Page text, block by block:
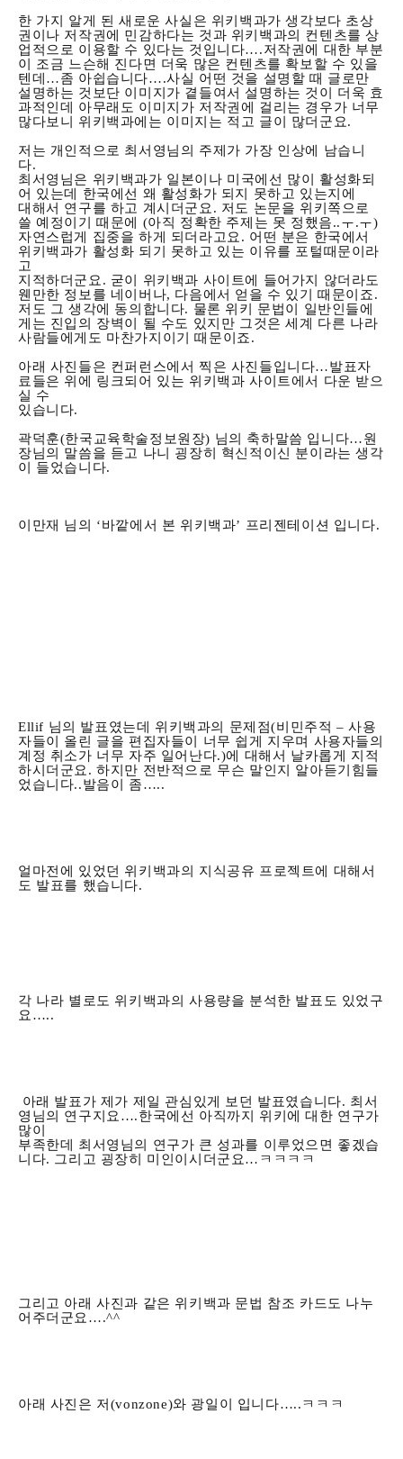
한 가지 알게 된 새로운 사실은 위키백과가 생각보다 초상
권이나 저작권에 민감하다는 것과 위키백과의 컨텐츠를 상
업적으로 이용할 수 있다는 것입니다….저작권에 대한 부분
이 조금 느슨해 진다면 더욱 많은 컨텐츠를 확보할 수 있을
텐데…좀 아쉽습니다….사실 어떤 것을 설명할 때 글로만
설명하는 것보단 이미지가 곁들여서 설명하는 것이 더욱 효
과적인데 아무래도 이미지가 저작권에 걸리는 경우가 너무
많다보니 위키백과에는 이미지는 적고 글이 많더군요.
저는 개인적으로 최서영님의 주제가 가장 인상에 남습니
다.
최서영님은 위키백과가 일본이나 미국에선 많이 활성화되
어 있는데 한국에선 왜 활성화가 되지 못하고 있는지에
대해서 연구를 하고 계시더군요. 저도 논문을 위키쪽으로
쓸 예정이기 때문에 (아직 정확한 주제는 못 정했음..ㅜ.ㅜ)
자연스럽게 집중을 하게 되더라고요. 어떤 분은 한국에서
위키백과가 활성화 되기 못하고 있는 이유를 포털때문이라
고
지적하더군요. 굳이 위키백과 사이트에 들어가지 않더라도
웬만한 정보를 네이버나, 다음에서 얻을 수 있기 때문이죠.
저도 그 생각에 동의합니다. 물론 위키 문법이 일반인들에
게는 진입의 장벽이 될 수도 있지만 그것은 세계 다른 나라
사람들에게도 마찬가지이기 때문이죠.
아래 사진들은 컨퍼런스에서 찍은 사진들입니다…발표자
료들은 위에 링크되어 있는 위키백과 사이트에서 다운 받으
실 수
있습니다.
곽덕훈(한국교육학술정보원장) 님의 축하말씀 입니다…원
장님의 말씀을 듣고 나니 굉장히 혁신적이신 분이라는 생각
이 들었습니다.
이만재 님의 ‘바깥에서 본 위키백과’ 프리젠테이션 입니다.
Ellif 님의 발표였는데 위키백과의 문제점(비민주적 – 사용
자들이 올린 글을 편집자들이 너무 쉽게 지우며 사용자들의
계정 취소가 너무 자주 일어난다.)에 대해서 날카롭게 지적
하시더군요. 하지만 전반적으로 무슨 말인지 알아듣기힘들
었습니다..발음이 좀…..
얼마전에 있었던 위키백과의 지식공유 프로젝트에 대해서
도 발표를 했습니다.
각 나라 별로도 위키백과의 사용량을 분석한 발표도 있었구
요…..
아래 발표가 제가 제일 관심있게 보던 발표였습니다. 최서
영님의 연구지요….한국에선 아직까지 위키에 대한 연구가
많이
부족한데 최서영님의 연구가 큰 성과를 이루었으면 좋겠습
니다. 그리고 굉장히 미인이시더군요…ㅋㅋㅋㅋ
그리고 아래 사진과 같은 위키백과 문법 참조 카드도 나누
어주더군요….^^
아래 사진은 저(vonzone)와 광일이 입니다…..ㅋㅋㅋ